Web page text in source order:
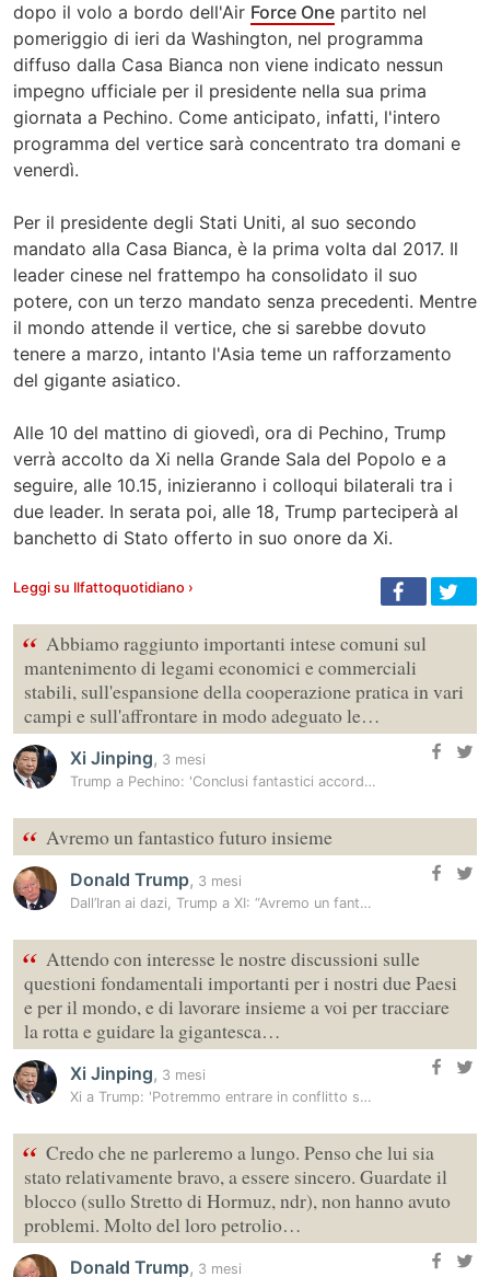
dopo il volo a bordo dell'Air Force One partito nel
pomeriggio di ieri da Washington, nel programma
diffuso dalla Casa Bianca non viene indicato nessun
impegno ufficiale per il presidente nella sua prima
giornata a Pechino. Come anticipato, infatti, l'intero
programma del vertice sarà concentrato tra domani e
venerdì.
Per il presidente degli Stati Uniti, al suo secondo
mandato alla Casa Bianca, è la prima volta dal 2017. Il
leader cinese nel frattempo ha consolidato il suo
potere, con un terzo mandato senza precedenti. Mentre
il mondo attende il vertice, che si sarebbe dovuto
tenere a marzo, intanto l'Asia teme un rafforzamento
del gigante asiatico.
Alle 10 del mattino di giovedì, ora di Pechino, Trump
verrà accolto da Xi nella Grande Sala del Popolo e a
seguire, alle 10.15, inizieranno i colloqui bilaterali tra i
due leader. In serata poi, alle 18, Trump parteciperà al
banchetto di Stato offerto in suo onore da Xi.
Leggi su Ilfattoquotidiano ›
“ Abbiamo raggiunto importanti intese comuni sul
mantenimento di legami economici e commerciali
stabili, sull'espansione della cooperazione pratica in vari
campi e sull'affrontare in modo adeguato le…
Xi Jinping, 3 mesi
Trump a Pechino: 'Conclusi fantastici accordi commerciali con Xi'. Il…
“ Avremo un fantastico futuro insieme
Donald Trump, 3 mesi
Dall’Iran ai dazi, Trump a XI: “Avremo un fantastico futuro insieme”
“ Attendo con interesse le nostre discussioni sulle
questioni fondamentali importanti per i nostri due Paesi
e per il mondo, e di lavorare insieme a voi per tracciare
la rotta e guidare la gigantesca…
Xi Jinping, 3 mesi
Xi a Trump: 'Potremmo entrare in conflitto se la questione Taiwan…
“ Credo che ne parleremo a lungo. Penso che lui sia
stato relativamente bravo, a essere sincero. Guardate il
blocco (sullo Stretto di Hormuz, ndr), non hanno avuto
problemi. Molto del loro petrolio…
Donald Trump, 3 mesi